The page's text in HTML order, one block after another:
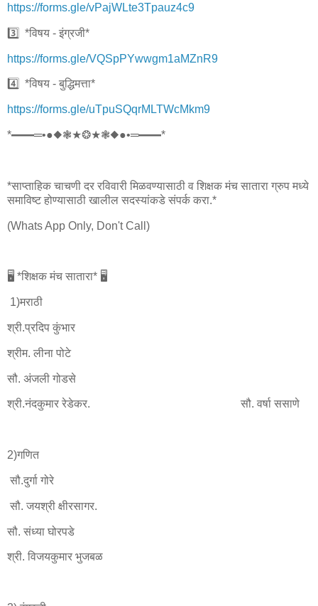
https://forms.gle/vPajWLte3Tpauz4c9
3️⃣ *विषय - इंग्रजी*
https://forms.gle/VQSpPYwwgm1aMZnR9
4️⃣ *विषय - बुद्धिमत्ता*
https://forms.gle/uTpuSQqrMLTWcMkm9
*━━═•●◆❃★❂★❃◆●•═━━*
*साप्ताहिक चाचणी दर रविवारी मिळवण्यासाठी व शिक्षक मंच सातारा ग्रुप मध्ये
समाविष्ट होण्यासाठी खालील सदस्यांकडे संपर्क करा.*
(Whats App Only, Don't Call)
🖥️ *शिक्षक मंच सातारा* 🖥️
1)मराठी
श्री.प्रदिप कुंभार
श्रीम. लीना पोटे
सौ. अंजली गोडसे
श्री.नंदकुमार रेडेकर. सौ. वर्षा ससाणे
2)गणित
सौ.दुर्गा गोरे
सौ. जयश्री क्षीरसागर.
सौ. संध्या घोरपडे
श्री. विजयकुमार भुजबळ